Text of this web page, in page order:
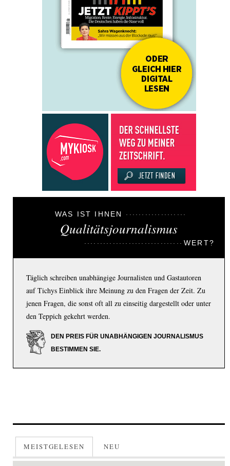
WAS IST IHNEN
Qualitätsjournalismus
WERT?
Täglich schreiben unabhängige Journalisten und Gastautoren
auf Tichys Einblick ihre Meinung zu den Fragen der Zeit. Zu
jenen Fragen, die sonst oft all zu einseitig dargestellt oder unter
den Teppich gekehrt werden.
DEN PREIS FÜR UNABHÄNGIGEN JOURNALISMUS
BESTIMMEN SIE.
MEISTGELESEN NEU